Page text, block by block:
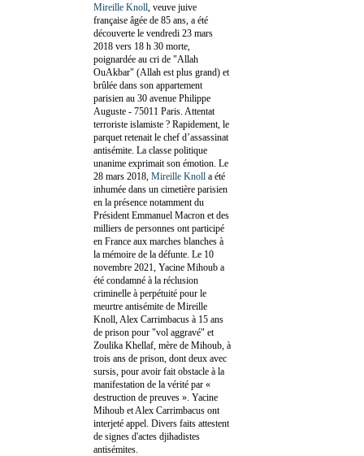
Mireille Knoll , veuve juive
française âgée de 85 ans, a été
découverte le vendredi 23 mars
2018 vers 18 h 30 morte,
poignardée au cri de "Allah
OuAkbar" (Allah est plus grand) et
brûlée dans son appartement
parisien au 30 avenue Philippe
Auguste - 75011 Paris. Attentat
terroriste islamiste ? Rapidement, le
parquet retenait le chef d’assassinat
antisémite. La classe politique
unanime exprimait son émotion. Le
28 mars 2018, Mireille Knoll a été
inhumée dans un cimetière parisien
en la présence notamment du
Président Emmanuel Macron et des
milliers de personnes ont participé
en France aux marches blanches à
la mémoire de la défunte. Le 10
novembre 2021, Yacine Mihoub a
été condamné à la réclusion
criminelle à perpétuité pour le
meurtre antisémite de Mireille
Knoll, Alex Carrimbacus à 15 ans
de prison pour "vol aggravé" et
Zoulika Khellaf, mère de Mihoub, à
trois ans de prison, dont deux avec
sursis, pour avoir fait obstacle à la
manifestation de la vérité par «
destruction de preuves ». Yacine
Mihoub et Alex Carrimbacus ont
interjeté appel. Divers faits attestent
de signes d'actes djihadistes
antisémites.